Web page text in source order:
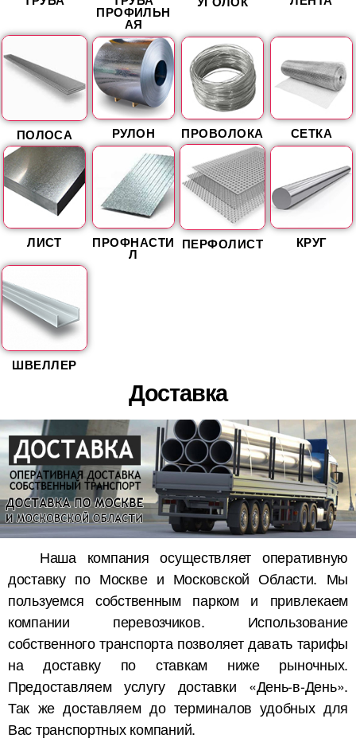
ПРОФИЛЬН
АЯ
ПОЛОСА РУЛОН ПРОВОЛОКА СЕТКА
ЛИСТ ПРОФНАСТИ
Л
ПЕРФОЛИСТ КРУГ
ШВЕЛЛЕР
Доставка
Наша компания осуществляет оперативную
доставку по Москве и Московской Области. Мы
пользуемся собственным парком и привлекаем
компании перевозчиков. Использование
собственного транспорта позволяет давать тарифы
на доставку по ставкам ниже рыночных.
Предоставляем услугу доставки «День-в-День».
Так же доставляем до терминалов удобных для
Вас транспортных компаний.